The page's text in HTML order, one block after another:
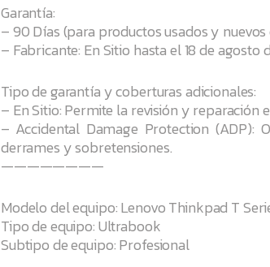
Garantía:
– 90 Días (para productos usados y
– Fabricante: En Sitio hasta el 18 de agosto
Tipo de garantía y coberturas adicionales:
– En Sitio: Permite la revisión y reparación
– Accidental Damage Protection (ADP):
derrames y sobretensiones.
————————
Modelo del equipo: Lenovo Thinkpad T
Tipo de equipo: Ultrabook
Subtipo de equipo: Profesional